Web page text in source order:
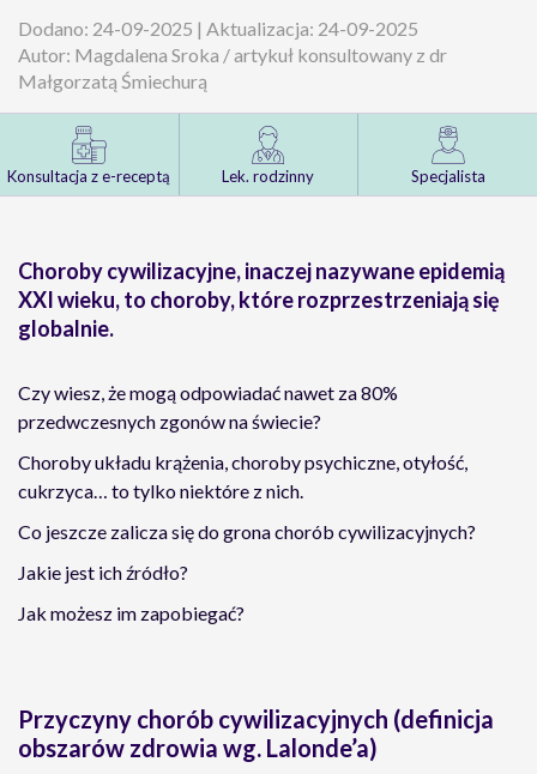
Dodano: 24-09-2025 | Aktualizacja: 24-09-2025
Autor: Magdalena Sroka / artykuł konsultowany z dr
Małgorzatą Śmiechurą
Konsultacja z e-receptą Lek. rodzinny Specjalista
Choroby cywilizacyjne, inaczej nazywane epidemią
XXI wieku, to choroby, które rozprzestrzeniają się
globalnie.
Czy wiesz, że mogą odpowiadać nawet za 80%
przedwczesnych zgonów na świecie?
Choroby układu krążenia, choroby psychiczne, otyłość,
cukrzyca… to tylko niektóre z nich.
Co jeszcze zalicza się do grona chorób cywilizacyjnych?
Jakie jest ich źródło?
Jak możesz im zapobiegać?
Przyczyny chorób cywilizacyjnych (definicja
obszarów zdrowia wg. Lalonde’a)